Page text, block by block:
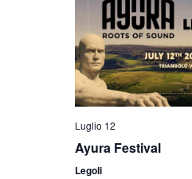
Luglio 12
Ayura Festival
Legoli